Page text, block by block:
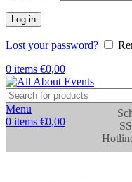
Log in
Lost your password?
0 items €0,00
Menu
0 items €0,00